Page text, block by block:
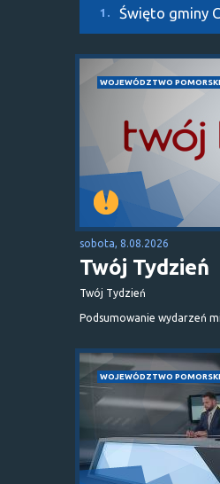
1. Święto gminy
WOJEWÓDZTWO
sobota, 8.08.2026
Twój Tydzień
Twój Tydzień
Podsumowanie wydarzeń
WOJEWÓDZTWO